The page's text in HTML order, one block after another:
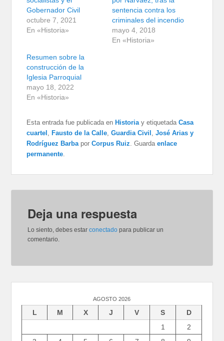
Gobernador Civil
octubre 7, 2021
En «Historia»
sentencia contra los
criminales del incendio
mayo 4, 2018
En «Historia»
Resumen sobre la
construcción de la
Iglesia Parroquial
mayo 18, 2022
En «Historia»
Esta entrada fue publicada enHistoria y etiquetadaCasa
cuartel ,Fausto de la Calle ,Guardia Civil ,José Arias y
Rodríguez Barba porCorpus Ruiz . Guardaenlace
permanente
Deja una respuesta
Lo siento, debes estarconectado para publicar un
comentario.
AGOSTO 2026
L M X J V S
D
1
2